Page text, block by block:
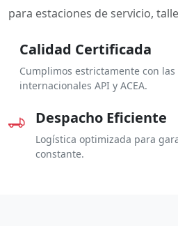
para estaciones de servicio,
Calidad Certificada
Cumplimos estrictamente con
internacionales API y ACEA.
Despacho Eficiente
Logística optimizada para
constante.